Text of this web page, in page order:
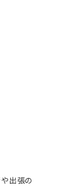
出張の